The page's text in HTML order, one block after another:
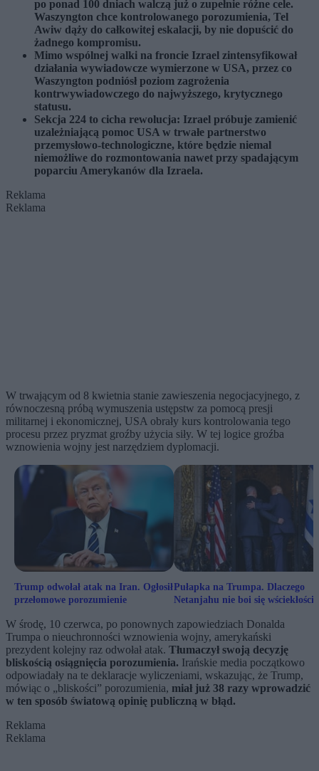
po ponad 100 dniach walczą już o zupełnie różne cele.
Waszyngton chce kontrolowanego porozumienia, Tel
Awiw dąży do całkowitej eskalacji, by nie dopuścić do
żadnego kompromisu.
Mimo wspólnej walki na froncie Izrael zintensyfikował
działania wywiadowcze wymierzone w USA, przez co
Waszyngton podniósł poziom zagrożenia
kontrwywiadowczego do najwyższego, krytycznego
statusu.
Sekcja 224 to cicha rewolucja: Izrael próbuje zamienić
uzależniającą pomoc USA w trwałe partnerstwo
przemysłowo-technologiczne, które będzie niemal
niemożliwe do rozmontowania nawet przy spadającym
poparciu Amerykanów dla Izraela.
Reklama
Reklama
W trwającym od 8 kwietnia stanie zawieszenia negocjacyjnego, z
równoczesną próbą wymuszenia ustępstw za pomocą presji
militarnej i ekonomicznej, USA obrały kurs kontrolowania tego
procesu przez pryzmat groźby użycia siły. W tej logice groźba
wznowienia wojny jest narzędziem dyplomacji.
Trump odwołał atak na Iran. Ogłosił
przełomowe porozumienie
Pułapka na Trumpa. Dlaczego
Netanjahu nie boi się wściekłości
W środę, 10 czerwca, po ponownych zapowiedziach Donalda
Trumpa o nieuchronności wznowienia wojny, amerykański
prezydent kolejny raz odwołał atak. Tłumaczył swoją decyzję
bliskością osiągnięcia porozumienia. Irańskie media początkowo
odpowiadały na te deklaracje wyliczeniami, wskazując, że Trump,
mówiąc o „bliskości” porozumienia, miał już 38 razy wprowadzić
w ten sposób światową opinię publiczną w błąd.
Reklama
Reklama